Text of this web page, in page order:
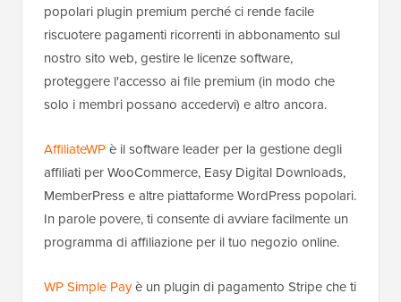
popolari plugin premium perché ci rende facile
riscuotere pagamenti ricorrenti in abbonamento sul
nostro sito web, gestire le licenze software,
proteggere l'accesso ai file premium (in modo che
solo i membri possano accedervi) e altro ancora.
AffiliateWPè il software leader per la gestione degli
affiliati per WooCommerce, Easy Digital Downloads,
MemberPress e altre piattaforme WordPress popolari.
In parole povere, ti consente di avviare facilmente un
programma di affiliazione per il tuo negozio online.
WP Simple Payè un plugin di pagamento Stripe che ti